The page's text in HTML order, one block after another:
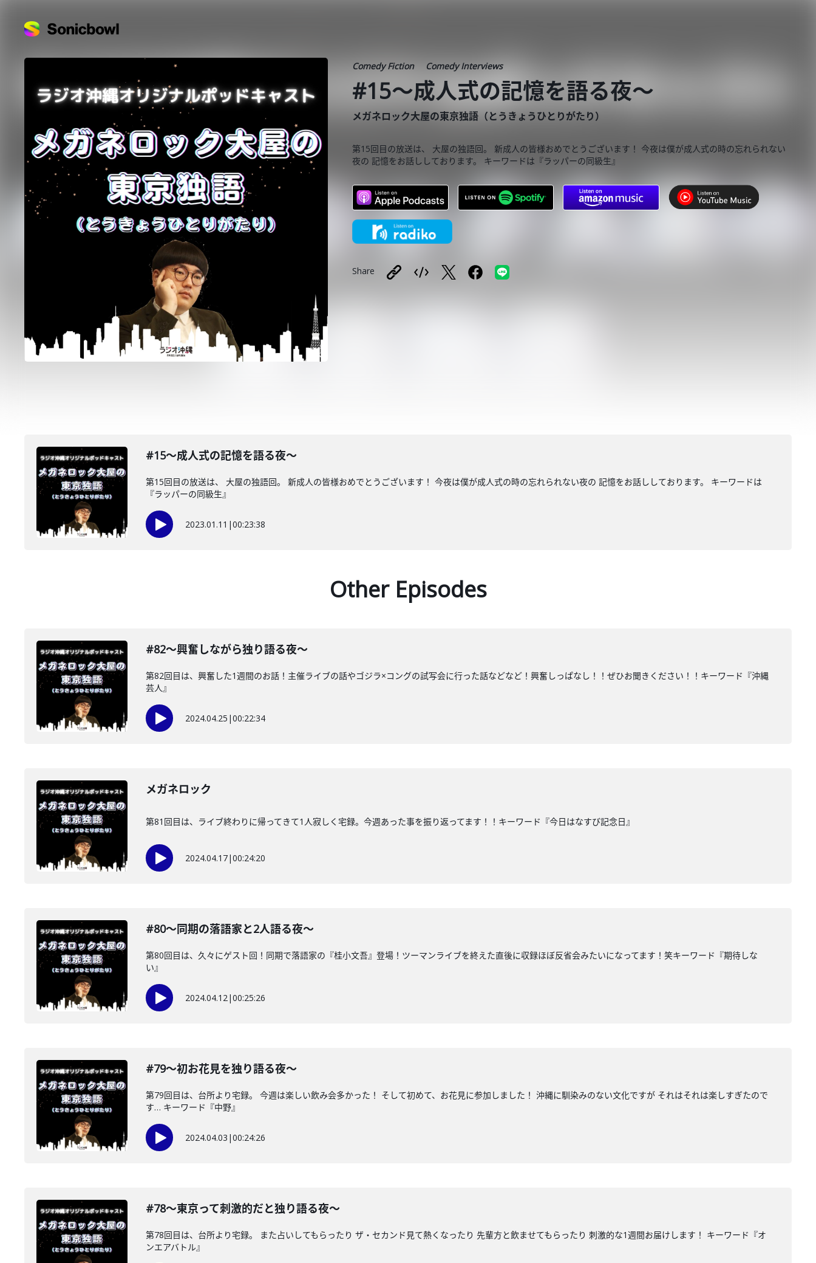
Comedy Fiction Comedy Interviews
#15〜成人式の記憶を語る夜〜
メガネロック大屋の東京独語（とうきょうひとりがたり）
第15回目の放送は、 大屋の独語回。 新成人の皆様おめでとうございます！ 今夜は僕が成人式の時の忘れられない
夜の 記憶をお話ししております。 キーワードは『ラッパーの同級生』
Share
#15〜成人式の記憶を語る夜〜
第15回目の放送は、 大屋の独語回。 新成人の皆様おめでとうございます！ 今夜は僕が成人式の時の忘れられない夜の 記憶をお話ししております。 キーワードは
『ラッパーの同級生』
2023.01.11 |00:23:38
Other Episodes
#82〜興奮しながら独り語る夜〜
第82回目は、興奮した1週間のお話！主催ライブの話やゴジラ×コングの試写会に行った話などなど！興奮しっぱなし！！ぜひお聞きください！！キーワード『沖縄
芸人』
2024.04.25 |00:22:34
メガネロック
第81回目は、ライブ終わりに帰ってきて1人寂しく宅録。今週あった事を振り返ってます！！キーワード『今日はなすび記念日』
2024.04.17|00:24:20
#80〜同期の落語家と2人語る夜〜
第80回目は、久々にゲスト回！同期で落語家の『桂小文吾』登場！ツーマンライブを終えた直後に収録ほぼ反省会みたいになってます！笑キーワード『期待しな
い』
2024.04.12|00:25:26
#79〜初お花見を独り語る夜〜
第79回目は、台所より宅録。 今週は楽しい飲み会多かった！ そして初めて、お花見に参加しました！ 沖縄に馴染みのない文化ですが それはそれは楽しすぎたので
す… キーワード『中野』
2024.04.03 |00:24:26
#78〜東京って刺激的だと独り語る夜〜
第78回目は、台所より宅録。 また占いしてもらったり ザ・セカンド見て熱くなったり 先輩方と飲ませてもらったり 刺激的な1週間お届けします！ キーワード『オ
ンエアバトル』